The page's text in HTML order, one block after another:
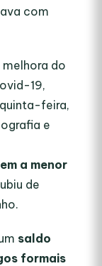
com
do
19,
feira,
e
a menor
de
saldo
formais